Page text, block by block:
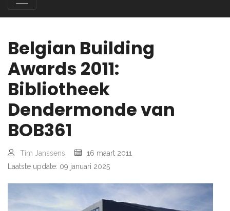
Belgian Building
Awards 2011:
Bibliotheek
Dendermonde van
BOB361
Tim Janssens
16 maart 2011
Laatste update: 09 januari 2025